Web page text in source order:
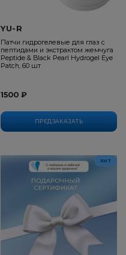
ПРЕДЗАКАЗАТЬ
YU-R
Патчи гидрогелевые для глаз с
пептидами и экстрактом жемчуга
Peptide & Black Pearl Hydrogel Eye
Patch, 60 шт
1500 ₽
ХИТ